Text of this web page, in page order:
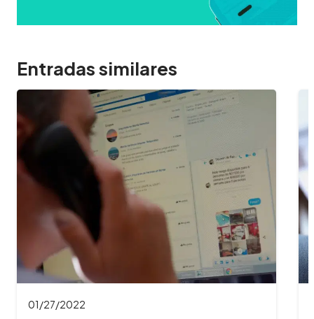
Entradas similares
12/26/2021